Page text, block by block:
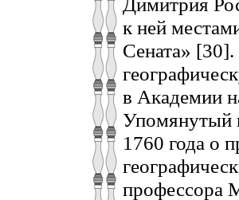
Димитрия
к ней
Сената»
в Академии
Упомянутый
1760 года о
профессора